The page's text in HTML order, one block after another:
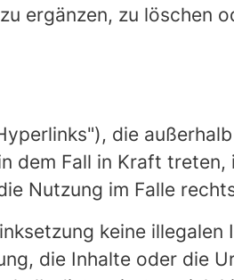
ergänzen, zu löschen
die
Fall in Kraft
Nutzung im Falle
keine illegalen
die Inhalte oder die